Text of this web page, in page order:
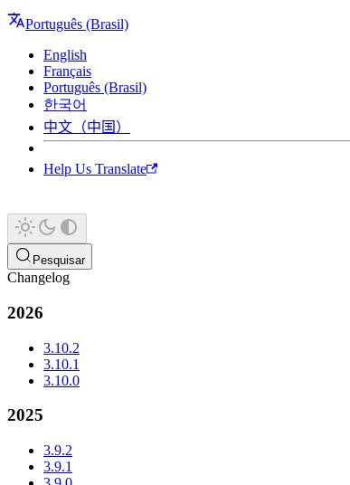
Português (Brasil)
English
Français
Português (Brasil)
한국어
中文（中国）
Help Us Translate
Pesquisar
Changelog
2026
3.10.2
3.10.1
3.10.0
2025
3.9.2
3.9.1